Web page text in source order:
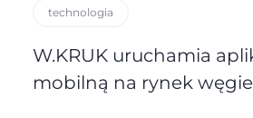
technologia
W.KRUK uruchamia
mobilną na rynek